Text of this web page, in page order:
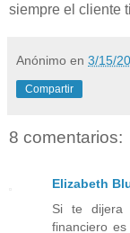
siempre el cliente
Anónimo en 3/15/
Compartir
8 comentarios:
Elizabeth
Si te dijera
financiero